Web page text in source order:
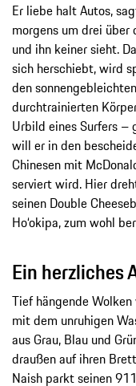
Er liebe halt Autos,
morgens um drei über
und ihn keiner sieht.
sich herschiebt, wird
den
durchtrainierten
Urbild eines Surfers –
will er in den
Chinesen mit
serviert wird. Hier
seinen Double
Ho‘okipa, zum wohl
Ein herzliches
Tief hängende
mit dem unruhigen
aus Grau, Blau und
draußen auf ihren
Naish parkt seinen